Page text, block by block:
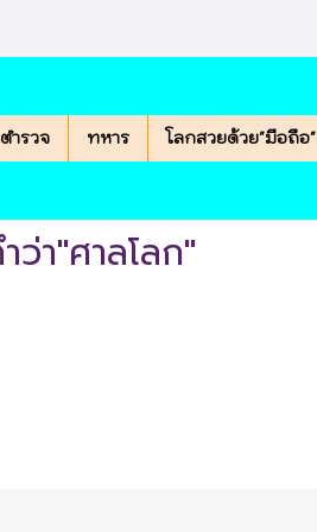
ตำรวจ ทหาร โลกสวยด้วย"มือถือ"
า"ศาลโลก"